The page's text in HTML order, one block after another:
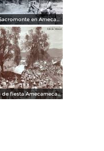
El Sacromonte en Amecameca, por el fotógrafo T. Enami, de Yokohama, Japón (1934)
Dia de fiesta Amecameca, Edo de México .